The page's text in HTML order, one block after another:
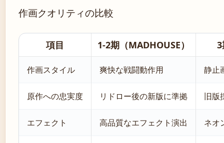
作画クオリティの比較
項目 1-2期（MADHOUSE） 3
作画スタイル 爽快な戦闘動作用 静止
原作への忠実度 リドロー後の新版に準拠 旧版
エフェクト 高品質なエフェクト演出 ネオ